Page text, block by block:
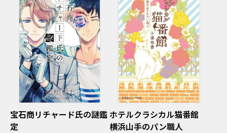
宝石商リチャード氏の謎鑑
定
ホテルクラシカル猫番館
横浜山手のパン職人